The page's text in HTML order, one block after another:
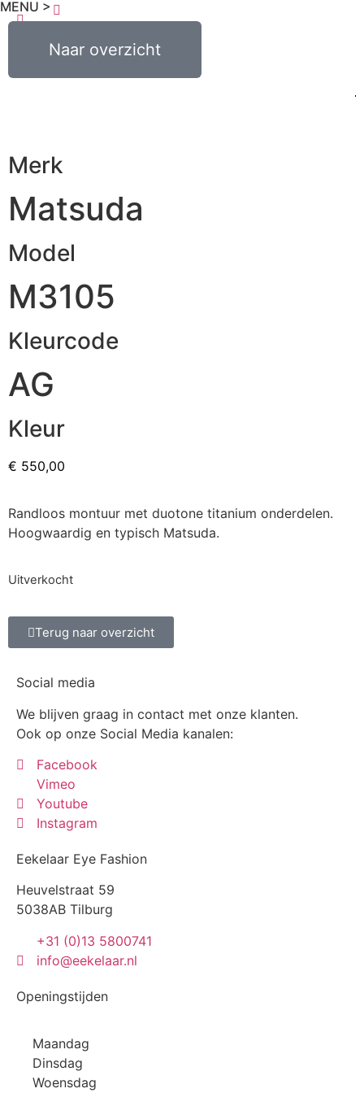
MENU >
Naar overzicht
0,00
Merk
Matsuda
Model
M3105
Kleurcode
AG
Kleur
€ 550,00
Randloos montuur met duotone titanium onderdelen.
Hoogwaardig en typisch Matsuda.
Uitverkocht
Terug naar overzicht
Social media
We blijven graag in contact met onze klanten.
Ook op onze Social Media kanalen:
Facebook
Vimeo
Youtube
Instagram
Eekelaar Eye Fashion
Heuvelstraat 59
5038AB Tilburg
+31 (0)13 5800741
info@eekelaar.nl
Openingstijden
Maandag
Dinsdag
Woensdag